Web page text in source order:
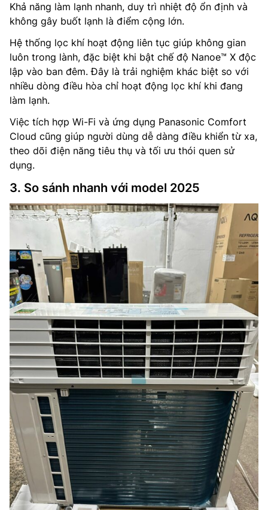
Khả năng làm lạnh nhanh, duy trì nhiệt độ ổn định và
không gây buốt lạnh là điểm cộng lớn.
Hệ thống lọc khí hoạt động liên tục giúp không gian
luôn trong lành, đặc biệt khi bật chế độ Nanoe™ X độc
lập vào ban đêm. Đây là trải nghiệm khác biệt so với
nhiều dòng điều hòa chỉ hoạt động lọc khí khi đang
làm lạnh.
Việc tích hợp Wi-Fi và ứng dụng Panasonic Comfort
Cloud cũng giúp người dùng dễ dàng điều khiển từ xa,
theo dõi điện năng tiêu thụ và tối ưu thói quen sử
dụng.
3. So sánh nhanh với model 2025